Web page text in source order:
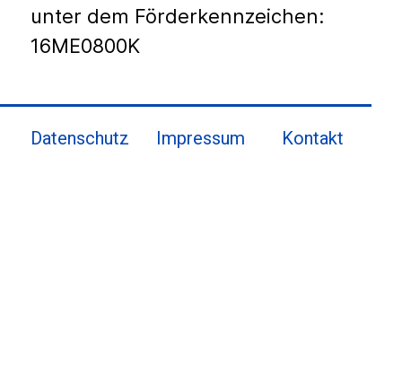
unter dem Förderkennzeichen:
16ME0800K
Datenschutz Impressum Kontakt